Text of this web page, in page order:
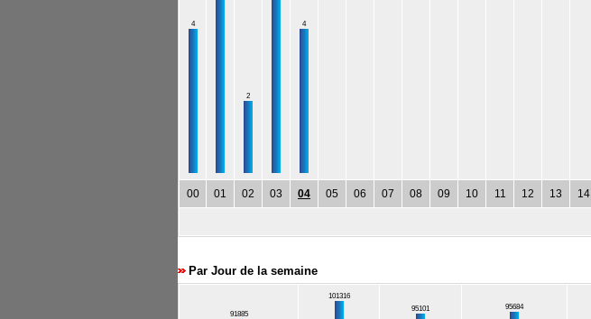
4
2
4
00 01 02 03 04 05 06 07 08 09 10 11 12 13 14
Par Jour de la semaine
91885
101316
95101
95684